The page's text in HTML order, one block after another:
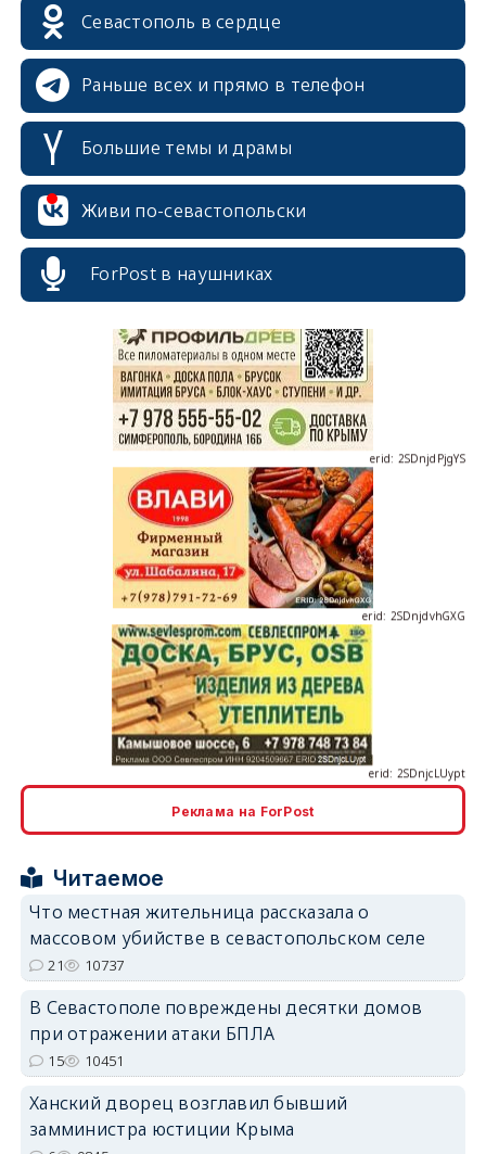
Севастополь в сердце
Раньше всех и прямо в телефон
Большие темы и драмы
Живи по-севастопольски
ForPost в наушниках
erid: 2SDnjcrDNw6
erid: 2SDnjdvhGXG
Реклама на ForPost
Читаемое
Что местная жительница рассказала о
массовом убийстве в севастопольском селе
21 10737
В Севастополе повреждены десятки домов
при отражении атаки БПЛА
15 10451
Ханский дворец возглавил бывший
замминистра юстиции Крыма